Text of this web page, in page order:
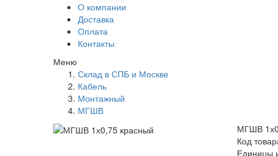
О компании
Доставка
Оплата
Контакты
Меню
Склад в СПБ и Москве
Кабель
Монтажный
МГШВ
МГШВ
Код
Единицы